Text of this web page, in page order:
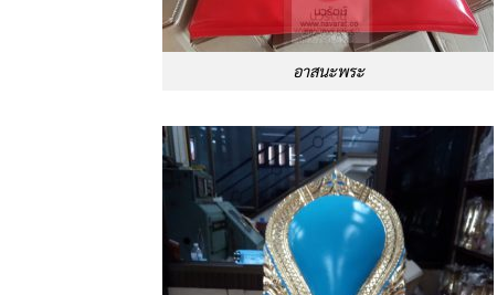
อาสนะพระ